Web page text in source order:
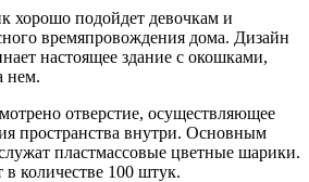
хорошо подойдет девочкам и
времяпровождения дома. Дизайн
настоящее здание с окошками,
нем.
отверстие, осуществляющее
пространства внутри. Основным
пластмассовые цветные шарики.
количестве 100 штук.